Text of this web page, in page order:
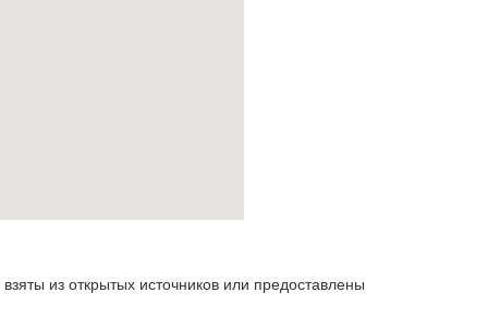
из открытых источников или предоставлены